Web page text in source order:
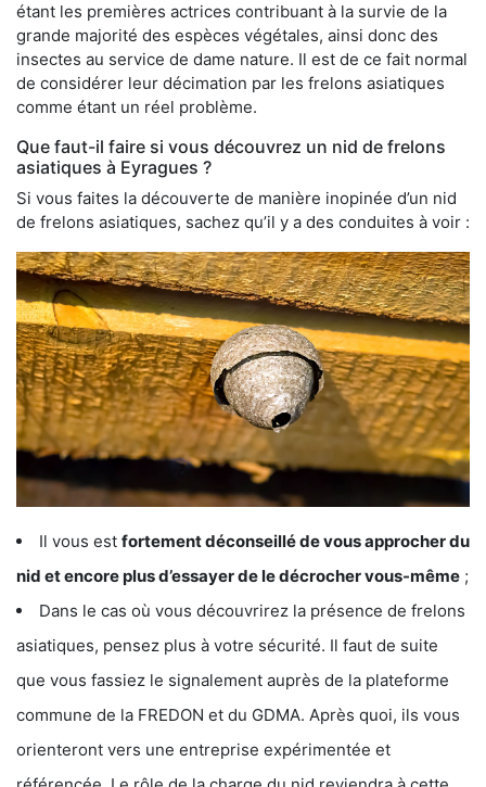
étant les premières actrices contribuant à la survie de la
grande majorité des espèces végétales, ainsi donc des
insectes au service de dame nature. Il est de ce fait normal
de considérer leur décimation par les frelons asiatiques
comme étant un réel problème.
Que faut-il faire si vous découvrez un nid de frelons
asiatiques à Eyragues ?
Si vous faites la découverte de manière inopinée d’un nid
de frelons asiatiques, sachez qu’il y a des conduites à voir :
Il vous est fortement déconseillé de vous approcher du
nid et encore plus d’essayer de le décrocher vous-même ;
Dans le cas où vous découvrirez la présence de frelons
asiatiques, pensez plus à votre sécurité. Il faut de suite
que vous fassiez le signalement auprès de la plateforme
commune de la FREDON et du GDMA. Après quoi, ils vous
orienteront vers une entreprise expérimentée et